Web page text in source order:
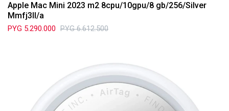
Apple Mac Mini 2023 m2 8cpu/10gpu/8 gb/256/Silver
Mmfj3ll/a
PYG 5.290.000 PYG 6.612.500